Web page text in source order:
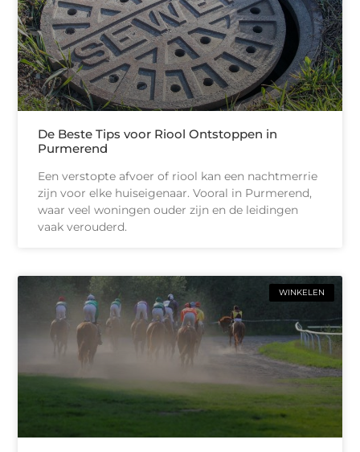
De Beste Tips voor Riool Ontstoppen in
Purmerend
Een verstopte afvoer of riool kan een nachtmerrie
zijn voor elke huiseigenaar. Vooral in Purmerend,
waar veel woningen ouder zijn en de leidingen
vaak verouderd.
WINKELEN